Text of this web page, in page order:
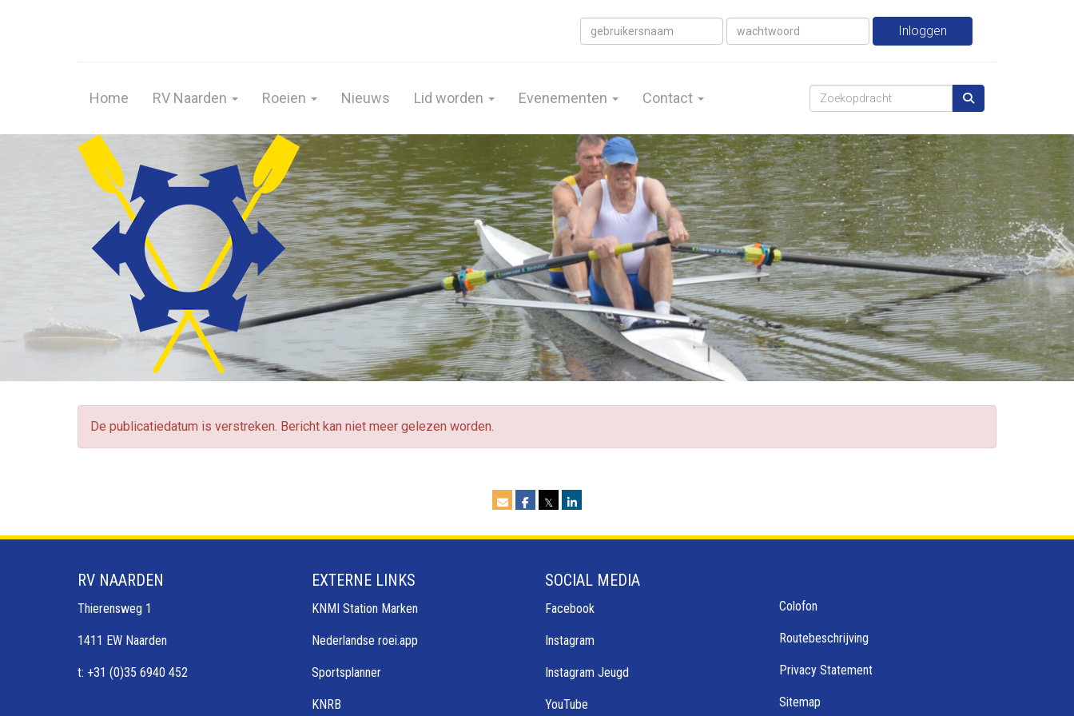
Inloggen
Home RV Naarden Roeien Nieuws Lid worden Evenementen Contact
De publicatiedatum is verstreken. Bericht kan niet meer gelezen worden.
𝕏
RV NAARDEN
Thierensweg 1
1411 EW Naarden
t: +31 (0)35 6940 452
EXTERNE LINKS
KNMI Station Marken
Nederlandse roei.app
Sportsplanner
KNRB
SOCIAL MEDIA
Facebook
Instagram
Instagram Jeugd
YouTube
Colofon
Routebeschrijving
Privacy Statement
Sitemap